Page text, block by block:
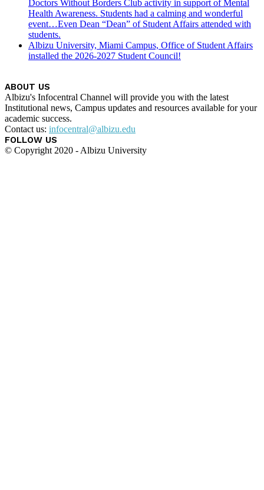
Doctors Without Borders Club activity in support of Mental
Health Awareness. Students had a calming and wonderful
event…Even Dean “Dean” of Student Affairs attended with
students.
Albizu University, Miami Campus, Office of Student Affairs
installed the 2026-2027 Student Council!
ABOUT US
Albizu's Infocentral Channel will provide you with the latest
Institutional news, Campus updates and resources available for your
academic success.
Contact us: infocentral@albizu.edu
FOLLOW US
© Copyright 2020 - Albizu University